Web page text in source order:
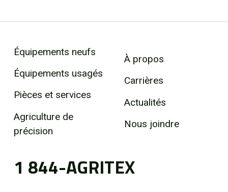
Équipements neufs
Équipements usagés
Pièces et services
Agriculture de
précision
À propos
Carrières
Actualités
Nous joindre
1 844-AGRITEX